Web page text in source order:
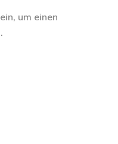
um einen